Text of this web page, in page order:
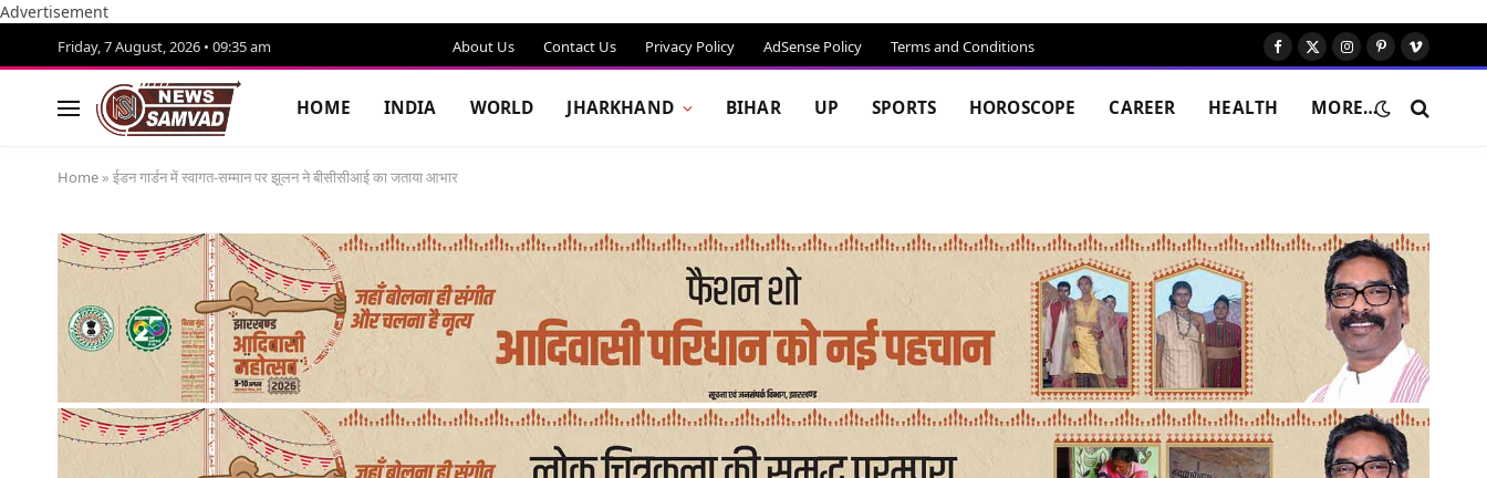
Advertisement
Friday, 7 August, 2026 • 09:35 am About Us Contact Us Privacy Policy AdSense Policy Terms and Conditions Facebook
X
Instagram
Pinterest
Vimeo
HOME INDIA WORLD JHARKHAND BIHAR UP SPORTS HOROSCOPE CAREER HEALTH MORE…
Home » ईडन गार्डन में स्वागत-सम्मान पर झूलन ने बीसीसीआई का जताया आभार